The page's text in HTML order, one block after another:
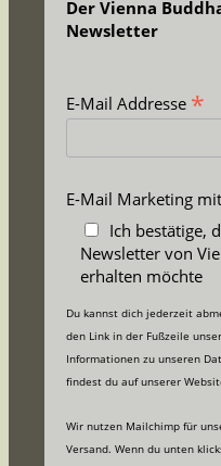
Der Vienna
Newsletter
E-Mail Addresse *
E-Mail Marketing
Ich bestätige,
Newsletter von
erhalten möchte
Du kannst dich jederzeit
den Link in der Fußzeile
Informationen zu unseren
findest du auf unserer
Wir nutzen Mailchimp für
Versand. Wenn du unten